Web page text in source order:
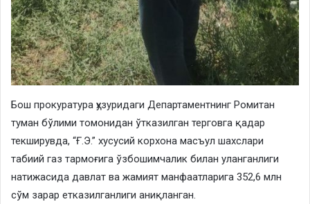
Бош прокуратура ҳузуридаги Департаментнинг Ромитан
туман бўлими томонидан ўтказилган терговга қадар
текширувда, “Ғ.Э.” хусусий корхона масъул шахслари
табиий газ тармоғига ўзбошимчалик билан уланганлиги
натижасида давлат ва жамият манфаатларига 352,6 млн
сўм зарар етказилганлиги аниқланган.